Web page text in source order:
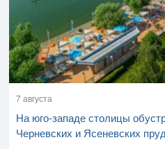
7 августа
На юго-западе столицы
Черневских и Ясеневских